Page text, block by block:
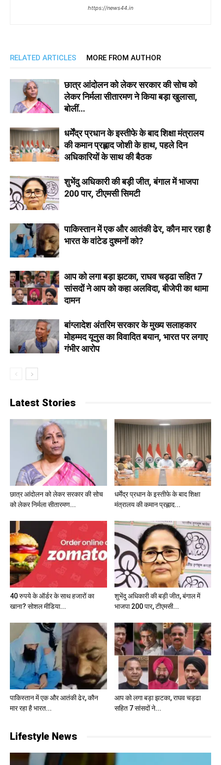
https://news44.in
RELATED ARTICLES MORE FROM AUTHOR
छात्र आंदोलन को लेकर सरकार की सोच को
लेकर निर्मला सीतारमण ने किया बड़ा खुलासा,
बोलीं…
धर्मेंद्र प्रधान के इस्तीफे के बाद शिक्षा मंत्रालय
की कमान प्रह्लाद जोशी के हाथ, पहले दिन
अधिकारियों के साथ की बैठक
शुभेंदु अधिकारी की बड़ी जीत, बंगाल में भाजपा
200 पार, टीएमसी सिमटी
पाकिस्तान में एक और आतंकी ढेर, कौन मार रहा है
भारत के वांटेड दुश्मनों को?
आप को लगा बड़ा झटका, राघव चड्ढा सहित 7
सांसदों ने आप को कहा अलविदा, बीजेपी का थामा
दामन
बांग्लादेश अंतरिम सरकार के मुख्य सलाहकार
मोहम्मद यूनुस का विवादित बयान, भारत पर लगाए
गंभीर आरोप
Latest Stories
छात्र आंदोलन को लेकर सरकार की सोच
को लेकर निर्मला सीतारमण...
धर्मेंद्र प्रधान के इस्तीफे के बाद शिक्षा
मंत्रालय की कमान प्रह्लाद...
40 रुपये के ऑर्डर के साथ हजारों का
खाना? सोशल मीडिया...
शुभेंदु अधिकारी की बड़ी जीत, बंगाल में
भाजपा 200 पार, टीएमसी...
पाकिस्तान में एक और आतंकी ढेर, कौन
मार रहा है भारत...
आप को लगा बड़ा झटका, राघव चड्ढा
सहित 7 सांसदों ने...
Lifestyle News